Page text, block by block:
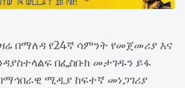
በማለዳ የ24ኛ ሳምንት የመጀመሪያ እና
በፌስቡክ መታገዱን ይፋ
ሚዲያ ከፍተኛ መነጋገሪያ